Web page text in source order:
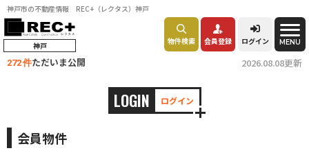
神戸市の不動産情報 REC+（レクタス）神戸
神戸 物件検索 会員登録 ログイン MENU
272 件ただいま公開 2026.08.08更新
LOGIN ログイン
会員物件